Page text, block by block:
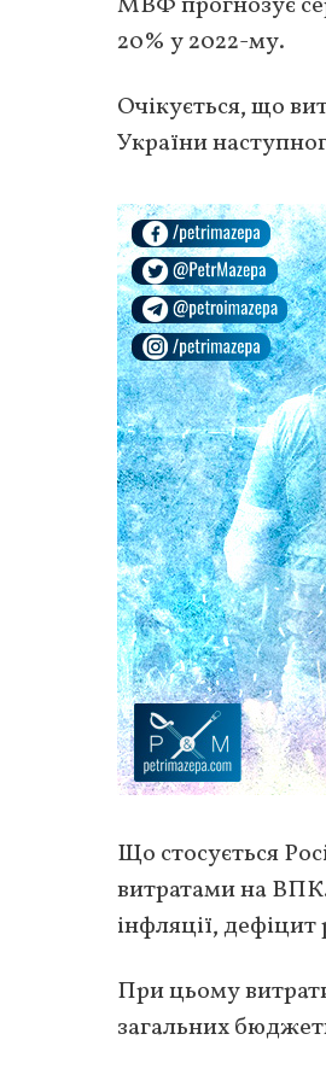
20% у 2022-му.
Очікується, що
України
Що стосується
витратами на
інфляції, дефіцит
При цьому
загальних